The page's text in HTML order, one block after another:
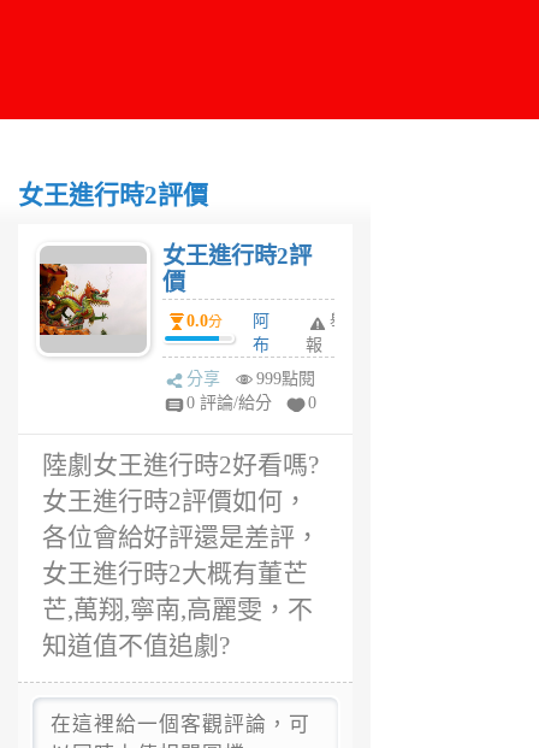
女王進行時2評價
女王進行時2評
價
0.0分
阿
布
6
年
舉
報
分享
999點閱
0 評論/給分
0
陸劇女王進行時2好看嗎?
女王進行時2評價如何，
各位會給好評還是差評，
女王進行時2大概有董芒
芒,萬翔,寧南,高麗雯，不
知道值不值追劇?